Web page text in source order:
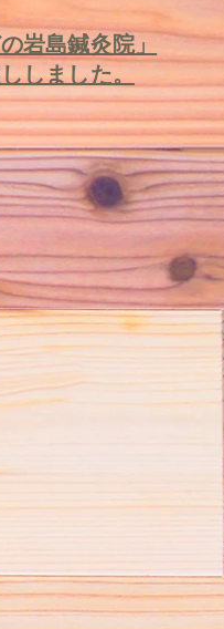
岩島鍼灸院」
しました。